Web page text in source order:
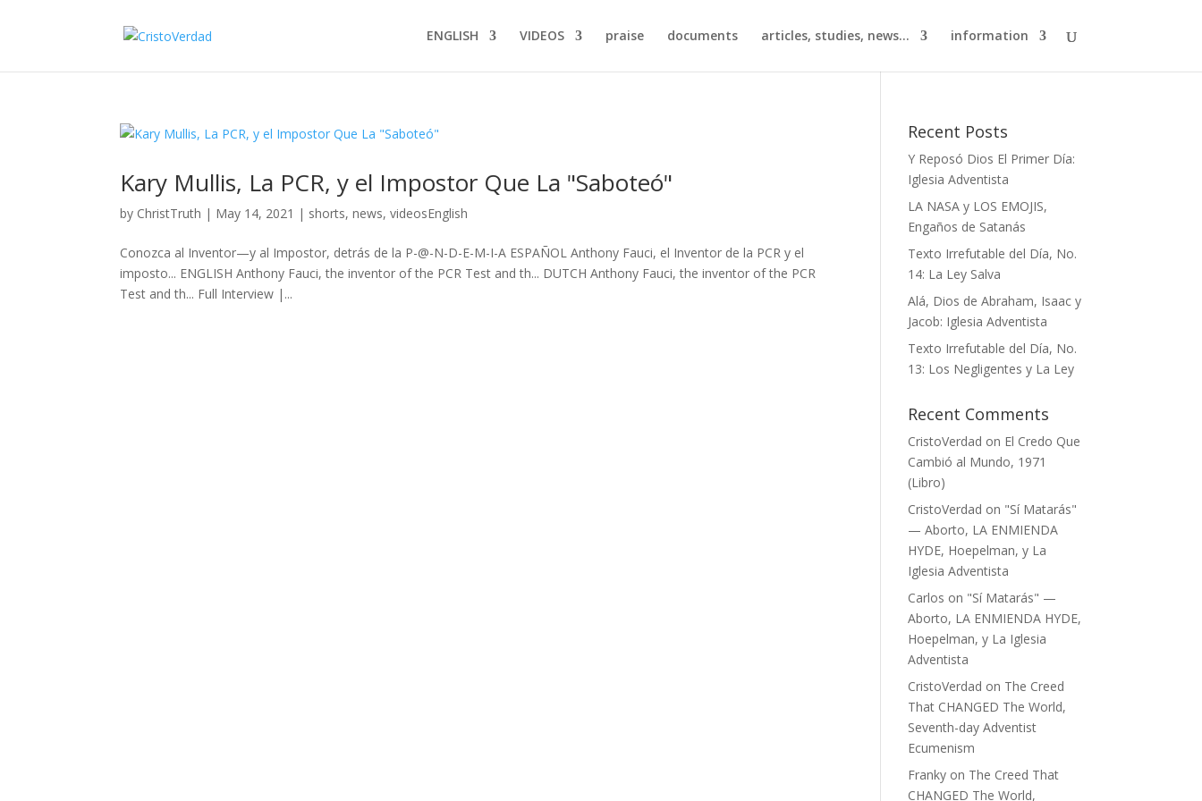
ENGLISH VIDEOS praise documents articles, studies, news... information
Kary Mullis, La PCR, y el Impostor Que La "Saboteó"
by ChristTruth | May 14, 2021 | shorts,news,videosEnglish
Conozca al Inventor—y al Impostor, detrás de la P-@-N-D-E-M-I-A ESPAÑOL Anthony Fauci, el Inventor de la PCR y el
imposto... ENGLISH Anthony Fauci, the inventor of the PCR Test and th... DUTCH Anthony Fauci, the inventor of the PCR
Test and th... Full Interview |...
Recent Posts
Y Reposó Dios El Primer Día:
Iglesia Adventista
LA NASA y LOS EMOJIS,
Engaños de Satanás
Texto Irrefutable del Día, No.
14: La Ley Salva
Alá, Dios de Abraham, Isaac y
Jacob: Iglesia Adventista
Texto Irrefutable del Día, No.
13: Los Negligentes y La Ley
Recent Comments
CristoVerdad on El Credo Que
Cambió al Mundo, 1971
(Libro)
CristoVerdad on "Sí Matarás"
— Aborto, LA ENMIENDA
HYDE, Hoepelman, y La
Iglesia Adventista
Carlos on "Sí Matarás" —
Aborto, LA ENMIENDA HYDE,
Hoepelman, y La Iglesia
Adventista
CristoVerdad on The Creed
That CHANGED The World,
Seventh-day Adventist
Ecumenism
Franky on The Creed That
CHANGED The World,